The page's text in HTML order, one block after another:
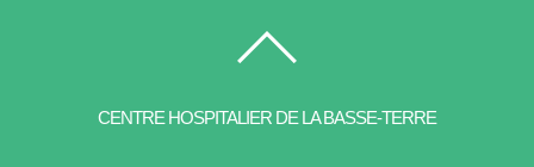
CENTRE HOSPITALIER DE LA BASSE-TERRE